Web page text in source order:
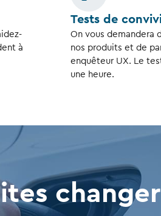
à
Tests de
On vous demandera
nos produits et de
enquêteur UX. Le
une heure.